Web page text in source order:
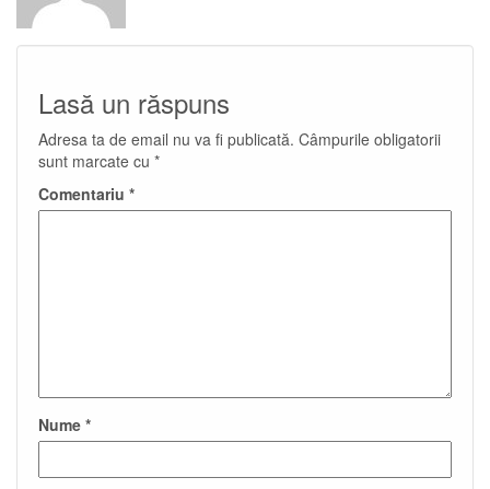
Lasă un răspuns
Adresa ta de email nu va fi publicată. Câmpurile obligatorii
sunt marcate cu *
Comentariu *
Nume *